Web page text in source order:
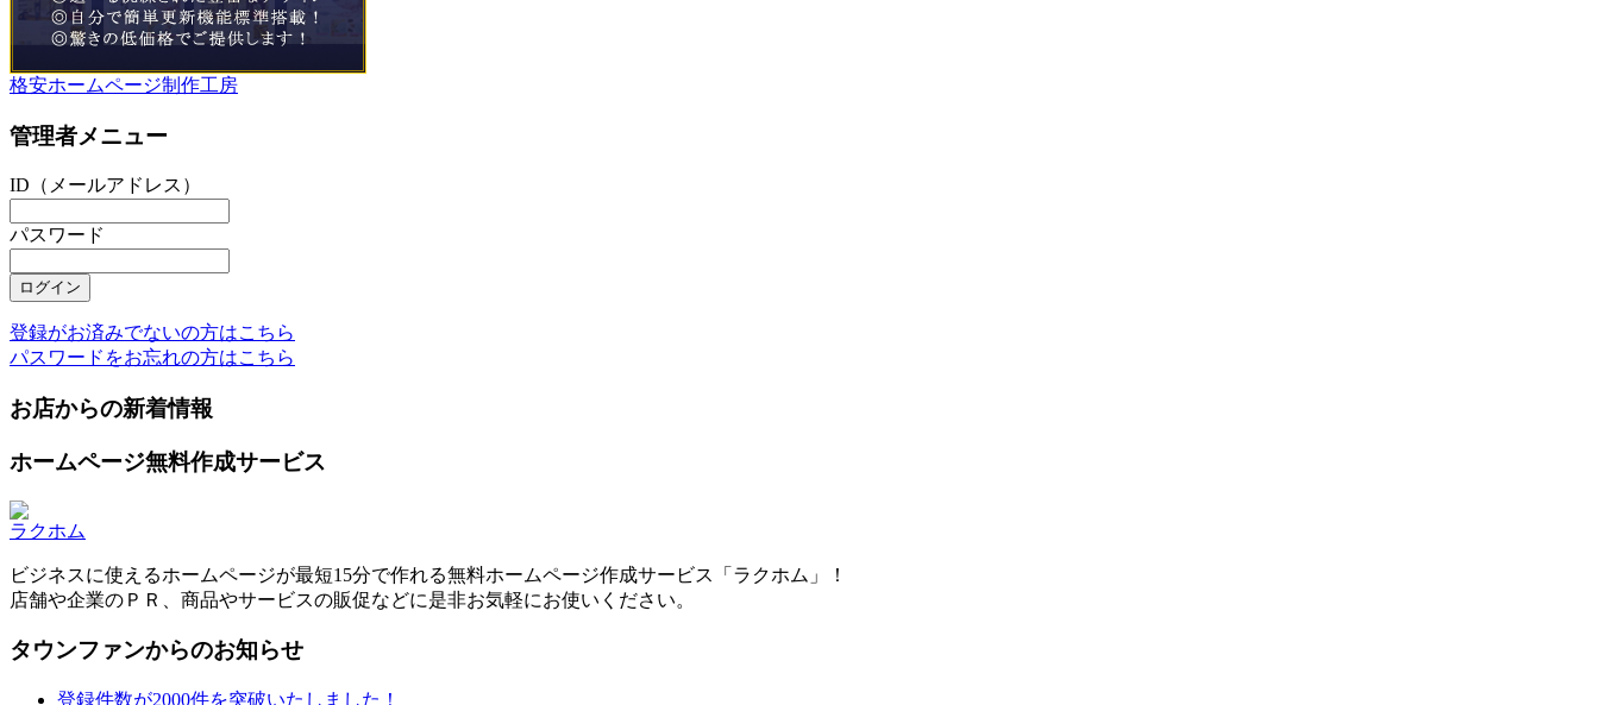
格安ホームページ制作工房
管理者メニュー
ID（メールアドレス）
パスワード
登録がお済みでないの方はこちら
パスワードをお忘れの方はこちら
お店からの新着情報
ホームページ無料作成サービス
ラクホム
ビジネスに使えるホームページが最短15分で作れる無料ホームページ作成サービス「ラクホム」！
店舗や企業のＰＲ、商品やサービスの販促などに是非お気軽にお使いください。
タウンファンからのお知らせ
登録件数が2000件を突破いたしました！